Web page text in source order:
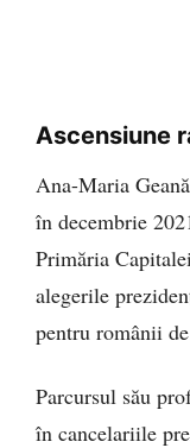
Ascensiune
Ana-Maria
în decembrie
Primăria
alegerile
pentru românii
Parcursul său
în cancelariile